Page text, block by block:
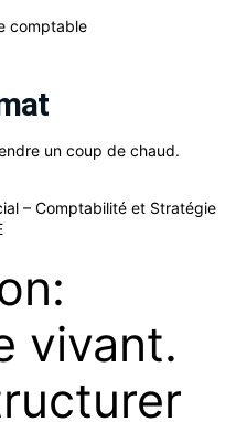
un coup de chaud.
vivant.